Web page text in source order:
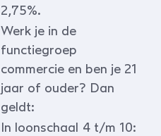
2,75%.
Werk je in de
functiegroep
commercie en ben je 21
jaar of ouder? Dan
geldt:
In loonschaal 4 t/m 10: